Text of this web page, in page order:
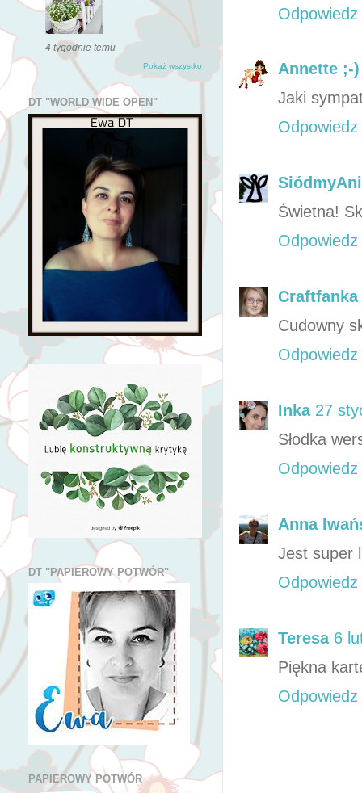
Odpowiedz
Annette ;-)
Jaki
Odpowiedz
Świetna!
Odpowiedz
Craftfanka
Cudowny
Odpowiedz
Inka 27
Słodka
Odpowiedz
Anna
Jest super
Odpowiedz
Teresa 6
Piękna
Odpowiedz
4 tygodnie temu
Pokaż wszystko
DT "WORLD WIDE OPEN"
DT "PAPIEROWY POTWÓR"
PAPIEROWY POTWÓR